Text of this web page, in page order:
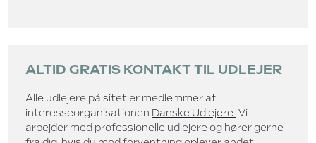
ALTID GRATIS KONTAKT TIL UDLEJER
Alle udlejere på sitet er medlemmer af
interesseorganisationen Danske Udlejere. Vi
arbejder med professionelle udlejere og hører gerne